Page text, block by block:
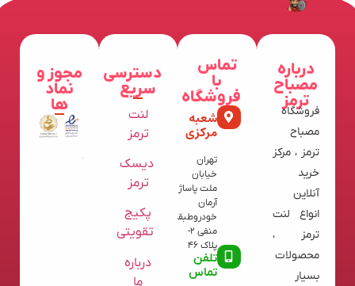
درباره
مصباح
ترمز
فروشگاه
مصباح
ترمز ، مرکز
خرید
آنلاین
انواع لنت
ترمز ،
محصولات
بسیار
تماس
با
فروشگاه
شعبه
مرکزی
تهران
خیابان
ملت پاساژ
آرمان
خودروطبقه
منفی 2-
پلاک 46
تلفن
تماس
دسترسی
سریع
لنت
ترمز
دیسک
ترمز
پکیج
تقویتی
درباره
ما
مجوز و
نماد
ها